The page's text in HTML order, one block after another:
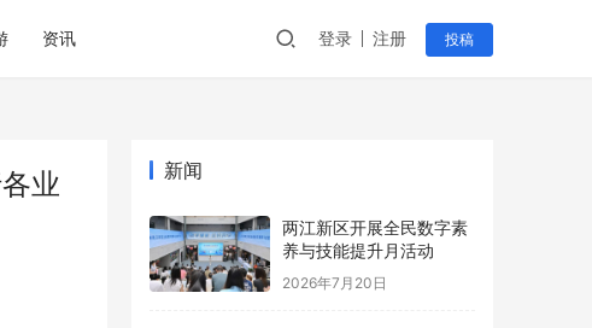
资讯 登录 注册 投稿
业 新闻
两江新区开展全民数字素
养与技能提升月活动
2026年7月20日